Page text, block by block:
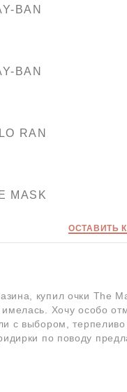
BAN
BAN
RAN
MASK
ОСТАВИТЬ
купил очки The
Хочу особо
с выбором,
по поводу